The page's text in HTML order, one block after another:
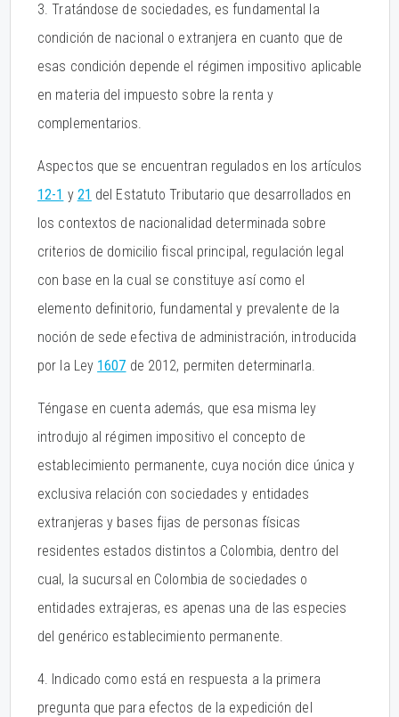
3. Tratándose de sociedades, es fundamental la
condición de nacional o extranjera en cuanto que de
esas condición depende el régimen impositivo aplicable
en materia del impuesto sobre la renta y
complementarios.
Aspectos que se encuentran regulados en los artículos
12-1 y 21 del Estatuto Tributario que desarrollados en
los contextos de nacionalidad determinada sobre
criterios de domicilio fiscal principal, regulación legal
con base en la cual se constituye así como el
elemento definitorio, fundamental y prevalente de la
noción de sede efectiva de administración, introducida
por la Ley 1607 de 2012, permiten determinarla.
Téngase en cuenta además, que esa misma ley
introdujo al régimen impositivo el concepto de
establecimiento permanente, cuya noción dice única y
exclusiva relación con sociedades y entidades
extranjeras y bases fijas de personas físicas
residentes estados distintos a Colombia, dentro del
cual, la sucursal en Colombia de sociedades o
entidades extrajeras, es apenas una de las especies
del genérico establecimiento permanente.
4. Indicado como está en respuesta a la primera
pregunta que para efectos de la expedición del